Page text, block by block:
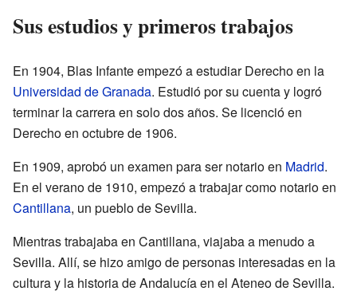
Sus estudios y primeros trabajos
En 1904, Blas Infante empezó a estudiar Derecho en la
Universidad de Granada. Estudió por su cuenta y logró
terminar la carrera en solo dos años. Se licenció en
Derecho en octubre de 1906.
En 1909, aprobó un examen para ser notario en Madrid.
En el verano de 1910, empezó a trabajar como notario en
Cantillana, un pueblo de Sevilla.
Mientras trabajaba en Cantillana, viajaba a menudo a
Sevilla. Allí, se hizo amigo de personas interesadas en la
cultura y la historia de Andalucía en el Ateneo de Sevilla.